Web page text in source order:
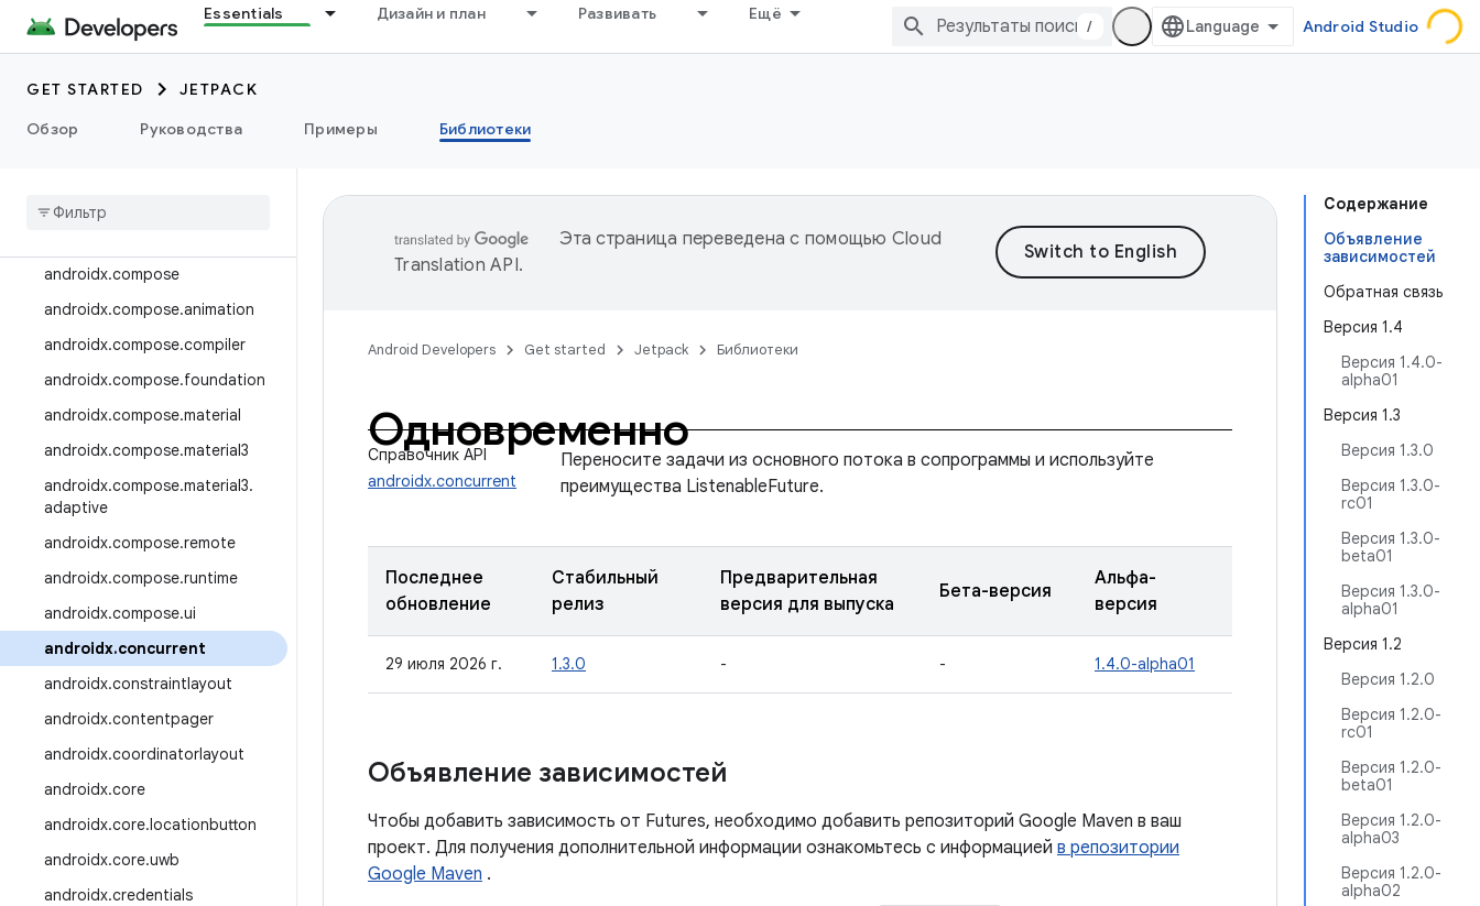
Essentials Дизайн и план Развивать Ещё
/ Android Studio
GET STARTED
JETPACK
Обзор
Руководства Примеры Библиотеки
androidx.camera.featurecombin
ationquery
androidx.camera.viewfinder
androidx.car
androidx
androidx.compose
androidx.compose.animation
androidx.compose.compiler
androidx.compose.foundation
androidx.compose.material
androidx.compose.material3
androidx.compose.material3.
adaptive
androidx.compose.remote
androidx.compose.runtime
androidx.compose.ui
androidx.concurrent
androidx.constraintlayout
androidx.contentpager
androidx.coordinatorlayout
androidx.core
androidx.core.locationbutton
androidx.core.uwb
androidx.credentials
Содержание
Объявление
зависимостей
Обратная связь
Версия 1.4
Версия 1.4.0-
alpha01
Версия 1.3
Версия 1.3.0
Версия 1.3.0-
rc01
Версия 1.3.0-
beta01
Версия 1.3.0-
alpha01
Версия 1.2
Версия 1.2.0
Версия 1.2.0-
rc01
Версия 1.2.0-
beta01
Версия 1.2.0-
alpha03
Версия 1.2.0-
alpha02
Эта страница переведена с помощью Cloud
Translation API.
Android Developers Get started Jetpack Библиотеки
Одновременно
Справочник API
androidx.concurrent
Переносите задачи из основного потока в сопрограммы и используйте
преимущества ListenableFuture.
Последнее
обновление
Стабильный
релиз
Предварительная
версия для выпуска
Бета-версия
Альфа-
версия
29 июля 2026 г. 1.3.0 - - 1.4.0-alpha01
Объявление зависимостей
Чтобы добавить зависимость от Futures, необходимо добавить репозиторий Google Maven в ваш
проект. Для получения дополнительной информации ознакомьтесь с информацией в репозитории
Google Maven .